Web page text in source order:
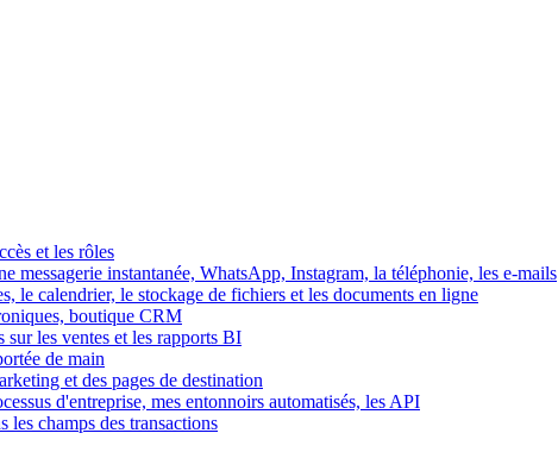
et les rôles
instantanée, WhatsApp, Instagram, la téléphonie, les e-mails
le calendrier, le stockage de fichiers et les documents en ligne
boutique CRM
sur les ventes et les rapports BI
de main
et des pages de destination
d'entreprise, mes entonnoirs automatisés, les API
les champs des transactions